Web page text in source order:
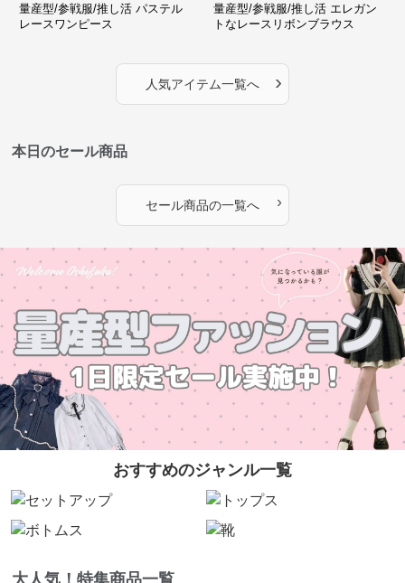
量産型/参戦服/推し活 パステル
レースワンピース
量産型/参戦服/推し活 エレガン
トなレースリボンブラウス
人気アイテム一覧へ ›
本日のセール商品
セール商品の一覧へ ›
おすすめのジャンル一覧